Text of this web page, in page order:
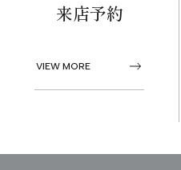
NEWS
来店予約
VIEW MORE